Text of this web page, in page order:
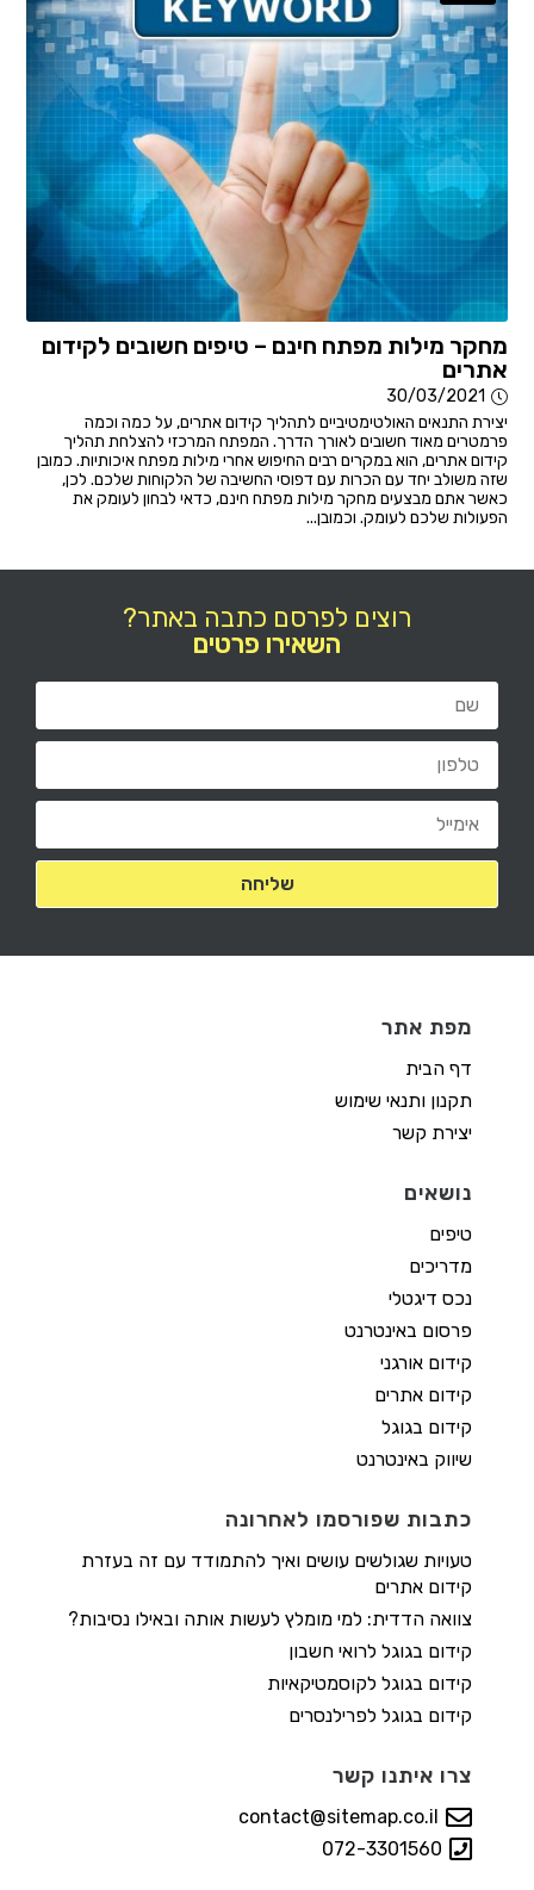
מחקר מילות מפתח חינם – טיפים חשובים לקידום
אתרים
30/03/2021
יצירת התנאים האולטימטיביים לתהליך קידום אתרים, על כמה וכמה
פרמטרים מאוד חשובים לאורך הדרך. המפתח המרכזי להצלחת תהליך
קידום אתרים, הוא במקרים רבים החיפוש אחרי מילות מפתח איכותיות. כמובן
שזה משולב יחד עם הכרות עם דפוסי החשיבה של הלקוחות שלכם. לכן,
כאשר אתם מבצעים מחקר מילות מפתח חינם, כדאי לבחון לעומק את
הפעולות שלכם לעומק. וכמובן...
רוצים לפרסם כתבה באתר?
השאירו פרטים
מפת אתר
דף הבית
תקנון ותנאי שימוש
יצירת קשר
נושאים
טיפים
מדריכים
נכס דיגטלי
פרסום באינטרנט
קידום אורגני
קידום אתרים
קידום בגוגל
שיווק באינטרנט
כתבות שפורסמו לאחרונה
טעויות שגולשים עושים ואיך להתמודד עם זה בעזרת
קידום אתרים
צוואה הדדית: למי מומלץ לעשות אותה ובאילו נסיבות?
קידום בגוגל לרואי חשבון
קידום בגוגל לקוסמטיקאיות
קידום בגוגל לפרילנסרים
צרו איתנו קשר
contact@sitemap.co.il
072-3301560